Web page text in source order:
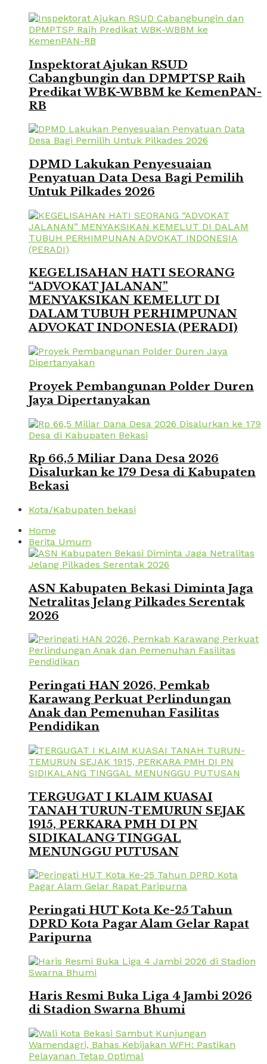
Inspektorat Ajukan RSUD
Cabangbungin dan DPMPTSP Raih
Predikat WBK-WBBM ke KemenPAN-
RB
DPMD Lakukan Penyesuaian
Penyatuan Data Desa Bagi Pemilih
Untuk Pilkades 2026
KEGELISAHAN HATI SEORANG
“ADVOKAT JALANAN”
MENYAKSIKAN KEMELUT DI
DALAM TUBUH PERHIMPUNAN
ADVOKAT INDONESIA (PERADI)
Proyek Pembangunan Polder Duren
Jaya Dipertanyakan
Rp 66,5 Miliar Dana Desa 2026
Disalurkan ke 179 Desa di Kabupaten
Bekasi
Kota/Kabupaten bekasi
Home
Berita Umum
ASN Kabupaten Bekasi Diminta Jaga
Netralitas Jelang Pilkades Serentak
2026
Peringati HAN 2026, Pemkab
Karawang Perkuat Perlindungan
Anak dan Pemenuhan Fasilitas
Pendidikan
TERGUGAT I KLAIM KUASAI
TANAH TURUN-TEMURUN SEJAK
1915, PERKARA PMH DI PN
SIDIKALANG TINGGAL
MENUNGGU PUTUSAN
Peringati HUT Kota Ke-25 Tahun
DPRD Kota Pagar Alam Gelar Rapat
Paripurna
Haris Resmi Buka Liga 4 Jambi 2026
di Stadion Swarna Bhumi